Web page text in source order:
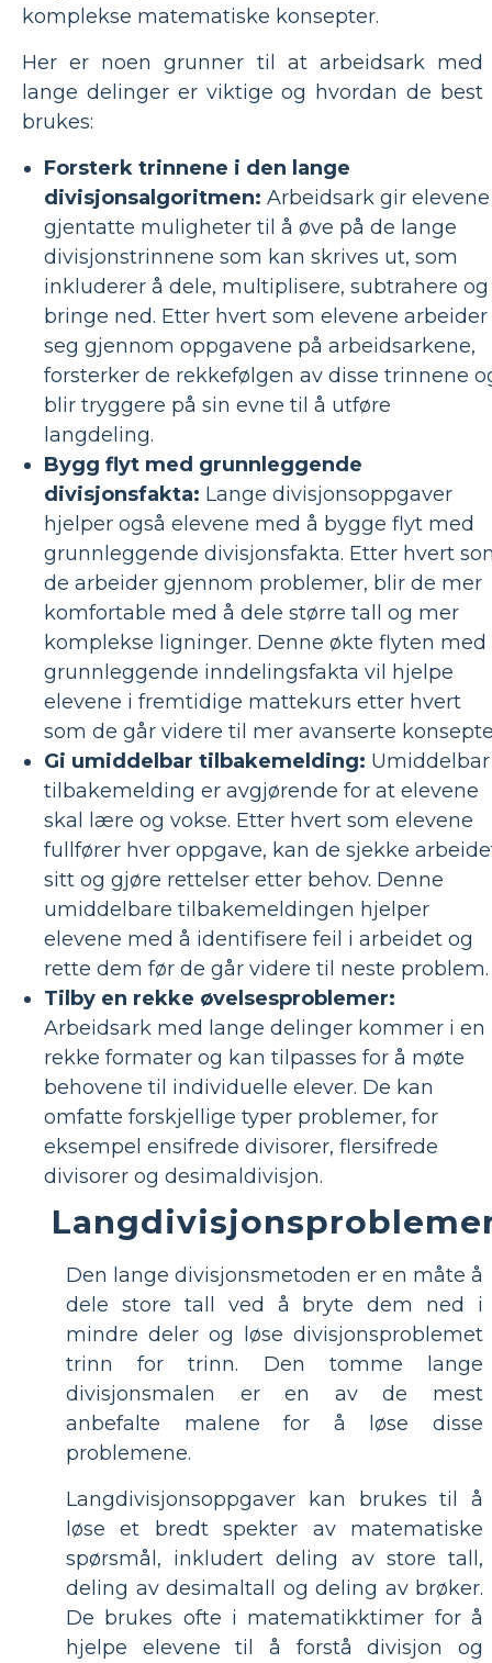
komplekse matematiske konsepter.
Her er noen grunner til at arbeidsark med
lange delinger er viktige og hvordan de best
brukes:
Forsterk trinnene i den lange
divisjonsalgoritmen: Arbeidsark gir elevene
gjentatte muligheter til å øve på de lange
divisjonstrinnene som kan skrives ut, som
inkluderer å dele, multiplisere, subtrahere og
bringe ned. Etter hvert som elevene arbeider
seg gjennom oppgavene på arbeidsarkene,
forsterker de rekkefølgen av disse trinnene
blir tryggere på sin evne til å utføre
langdeling.
Bygg flyt med grunnleggende
divisjonsfakta: Lange divisjonsoppgaver
hjelper også elevene med å bygge flyt med
grunnleggende divisjonsfakta. Etter hvert
de arbeider gjennom problemer, blir de mer
komfortable med å dele større tall og mer
komplekse ligninger. Denne økte flyten med
grunnleggende inndelingsfakta vil hjelpe
elevene i fremtidige mattekurs etter hvert
som de går videre til mer avanserte
Gi umiddelbar tilbakemelding: Umiddelbar
tilbakemelding er avgjørende for at elevene
skal lære og vokse. Etter hvert som elevene
fullfører hver oppgave, kan de sjekke
sitt og gjøre rettelser etter behov. Denne
umiddelbare tilbakemeldingen hjelper
elevene med å identifisere feil i arbeidet og
rette dem før de går videre til neste problem.
Tilby en rekke øvelsesproblemer:
Arbeidsark med lange delinger kommer i en
rekke formater og kan tilpasses for å møte
behovene til individuelle elever. De kan
omfatte forskjellige typer problemer, for
eksempel ensifrede divisorer, flersifrede
divisorer og desimaldivisjon.
Den lange divisjonsmetoden er en måte å
dele store tall ved å bryte dem ned i
mindre deler og løse divisjonsproblemet
trinn for trinn. Den tomme lange
divisjonsmalen er en av de mest
anbefalte malene for å løse disse
problemene.
Langdivisjonsoppgaver kan brukes til å
løse et bredt spekter av matematiske
spørsmål, inkludert deling av store tall,
deling av desimaltall og deling av brøker.
De brukes ofte i matematikktimer for å
hjelpe elevene til å forstå divisjon og